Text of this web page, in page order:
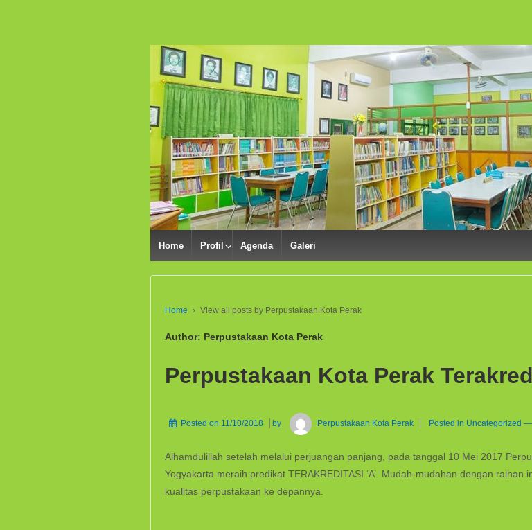
Home Profil Agenda Galeri
Home › View all posts by Perpustakaan Kota Perak
Author: Perpustakaan Kota Perak
Perpustakaan Kota Perak
Posted on 11/10/2018 by Perpustakaan Kota Perak Posted in Uncategorized —
Alhamdulillah setelah melalui perjuangan panjang, pada tanggal 10 Mei 2017
Yogyakarta meraih predikat TERAKREDITASI ‘A’. Mudah-mudahan dengan
kualitas perpustakaan ke depannya.